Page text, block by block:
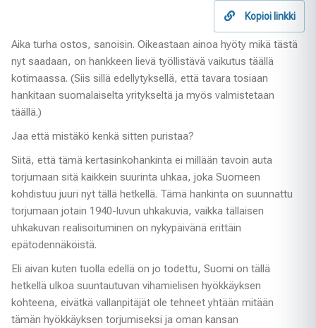
Kopioi linkki
Aika turha ostos, sanoisin. Oikeastaan ainoa hyöty mikä tästä
nyt saadaan, on hankkeen lievä työllistävä vaikutus täällä
kotimaassa. (Siis sillä edellytyksellä, että tavara tosiaan
hankitaan suomalaiselta yritykseltä ja myös valmistetaan
täällä.)
Jaa että mistäkö kenkä sitten puristaa?
Siitä, että tämä kertasinkohankinta ei millään tavoin auta
torjumaan sitä kaikkein suurinta uhkaa, joka Suomeen
kohdistuu juuri nyt tällä hetkellä. Tämä hankinta on suunnattu
torjumaan jotain 1940-luvun uhkakuvia, vaikka tällaisen
uhkakuvan realisoituminen on nykypäivänä erittäin
epätodennäköistä.
Eli aivan kuten tuolla edellä on jo todettu, Suomi on tällä
hetkellä ulkoa suuntautuvan vihamielisen hyökkäyksen
kohteena, eivätkä vallanpitäjät ole tehneet yhtään mitään
tämän hyökkäyksen torjumiseksi ja oman kansan